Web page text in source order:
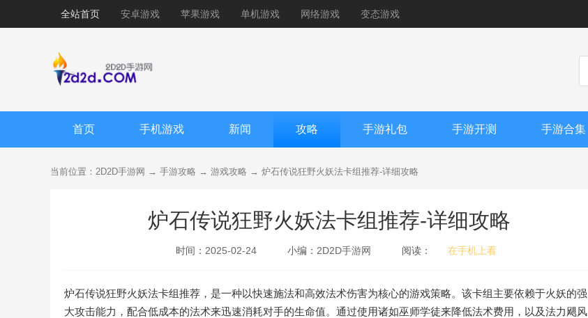
全站首页 安卓游戏 苹果游戏 单机游戏 网络游戏 变态游戏
首页 手机游戏 新闻 攻略 手游礼包 手游开测 手游合集
当前位置： 2D2D手游网 → 手游攻略 → 游戏攻略 → 炉石传说狂野火妖法卡组推荐-详细攻略
炉石传说狂野火妖法卡组推荐-详细攻略
时间： 2025-02-24 小编： 2D2D手游网 阅读： 在手机上看
炉石传说狂野火妖法卡组推荐，是一种以快速施法和高效法术伤害为核心的游戏策略。该卡组主要依赖于火妖的强
大攻击能力，配合低成本的法术来迅速消耗对手的生命值。通过使用诸如巫师学徒来降低法术费用，以及法力飓风